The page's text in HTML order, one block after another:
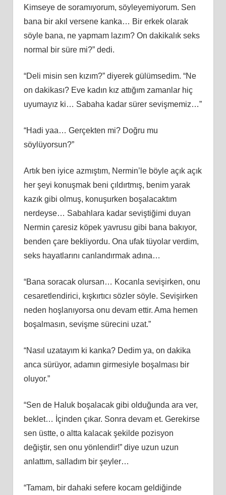
Kimseye de soramıyorum, söyleyemiyorum. Sen
bana bir akıl versene kanka… Bir erkek olarak
söyle bana, ne yapmam lazım? On dakikalık seks
normal bir süre mi?” dedi.
“Deli misin sen kızım?” diyerek gülümsedim. “Ne
on dakikası? Eve kadın kız attığım zamanlar hiç
uyumayız ki… Sabaha kadar sürer sevişmemiz…”
“Hadi yaa… Gerçekten mi? Doğru mu
söylüyorsun?”
Artık ben iyice azmıştım, Nermin’le böyle açık açık
her şeyi konuşmak beni çıldırtmış, benim yarak
kazık gibi olmuş, konuşurken boşalacaktım
nerdeyse… Sabahlara kadar seviştiğimi duyan
Nermin çaresiz köpek yavrusu gibi bana bakıyor,
benden çare bekliyordu. Ona ufak tüyolar verdim,
seks hayatlarını canlandırmak adına…
“Bana soracak olursan… Kocanla sevişirken, onu
cesaretlendirici, kışkırtıcı sözler söyle. Sevişirken
neden hoşlanıyorsa onu devam ettir. Ama hemen
boşalmasın, sevişme sürecini uzat.”
“Nasıl uzatayım ki kanka? Dedim ya, on dakika
anca sürüyor, adamın girmesiyle boşalması bir
oluyor.”
“Sen de Haluk boşalacak gibi olduğunda ara ver,
beklet… İçinden çıkar. Sonra devam et. Gerekirse
sen üstte, o altta kalacak şekilde pozisyon
değiştir, sen onu yönlendir!” diye uzun uzun
anlattım, salladım bir şeyler…
“Tamam, bir dahaki sefere kocam geldiğinde